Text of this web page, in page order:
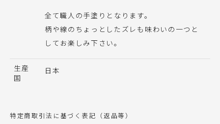
全て職人の手塗りとなります。
柄や線のちょっとしたズレも味わいの一つと
してお楽しみ下さい。
生産
国
日本
特定商取引法に基づく表記（返品等）